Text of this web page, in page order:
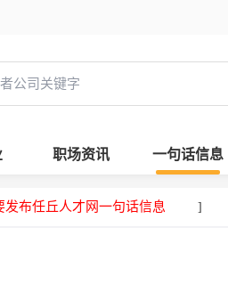
职场资讯 一句话信息
发布任丘人才网一句话信息 ]